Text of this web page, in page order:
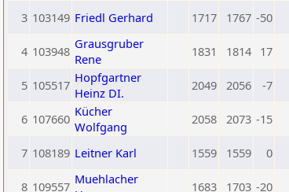
3 103149 Friedl Gerhard 1717 1767 -50
4 103948 Grausgruber
Rene
1831 1814 17
5 105517 Hopfgartner
Heinz DI.
2049 2056 -7
6 107660 Kücher
Wolfgang
2058 2073 -15
7 108189 Leitner Karl 1559 1559 0
8 109557 Muehlacher
1683 1703 -20